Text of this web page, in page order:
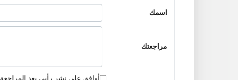
اسمك
مراجعتك
أوافق على نشر رأيي بعد المراجعة.